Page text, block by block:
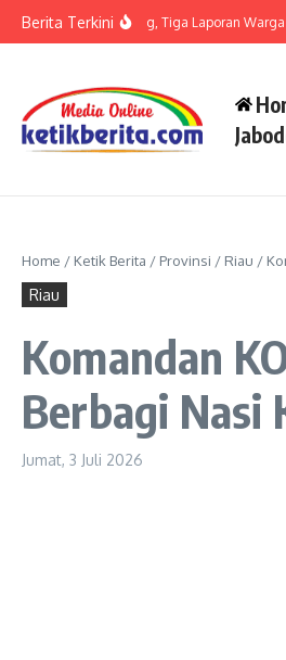
Berita Terkini
di Polsek Barteng, Tiga Laporan Warga
Home / Ketik Berita / Provinsi / Riau /
Riau
Komandan
Berbagi Nasi
Jumat, 3 Juli 2026